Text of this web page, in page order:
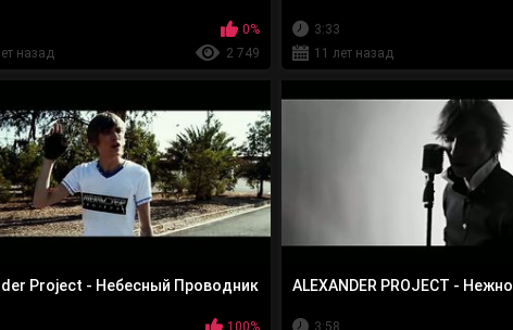
0%
назад
2 749
3:33
11 лет назад
Project - Небесный Проводник
100%
ALEXANDER PROJECT - Нежно
3:58